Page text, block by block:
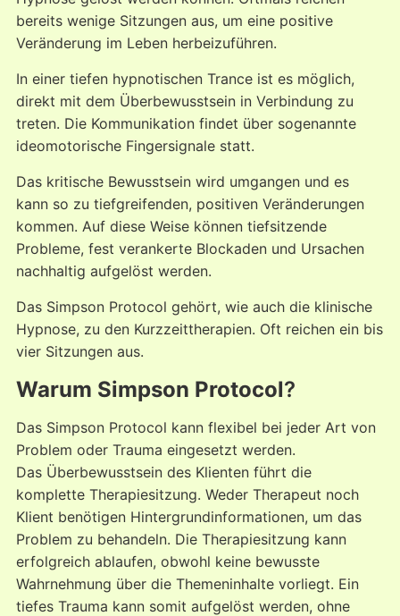
bereits wenige Sitzungen aus, um eine positive
Veränderung im Leben herbeizuführen.
In einer tiefen hypnotischen Trance ist es möglich,
direkt mit dem Überbewusstsein in Verbindung zu
treten. Die Kommunikation findet über sogenannte
ideomotorische Fingersignale statt.
Das kritische Bewusstsein wird umgangen und es
kann so zu tiefgreifenden, positiven Veränderungen
kommen. Auf diese Weise können tiefsitzende
Probleme, fest verankerte Blockaden und Ursachen
nachhaltig aufgelöst werden.
Das Simpson Protocol gehört, wie auch die klinische
Hypnose, zu den Kurzzeittherapien. Oft reichen ein bis
vier Sitzungen aus.
Warum Simpson Protocol?
Das Simpson Protocol kann flexibel bei jeder Art von
Problem oder Trauma eingesetzt werden.
Das Überbewusstsein des Klienten führt die
komplette Therapiesitzung. Weder Therapeut noch
Klient benötigen Hintergrundinformationen, um das
Problem zu behandeln. Die Therapiesitzung kann
erfolgreich ablaufen, obwohl keine bewusste
Wahrnehmung über die Themeninhalte vorliegt. Ein
tiefes Trauma kann somit aufgelöst werden, ohne